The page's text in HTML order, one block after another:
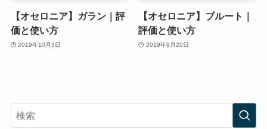
【オセロニア】ガラン｜評
価と使い方
2019年10月3日
【オセロニア】ブルート｜
評価と使い方
2019年9月20日